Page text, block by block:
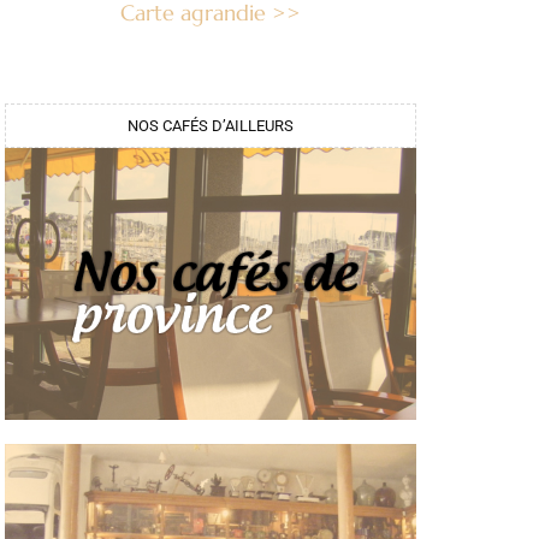
Carte agrandie >>
NOS CAFÉS D’AILLEURS